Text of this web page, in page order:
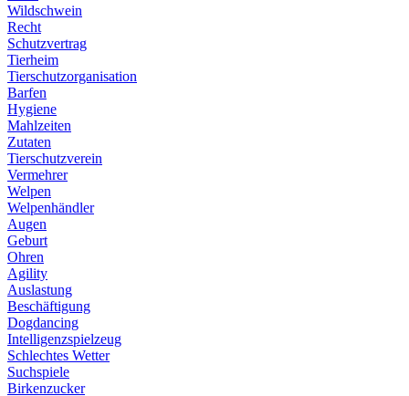
Wildschwein
Recht
Schutzvertrag
Tierheim
Tierschutzorganisation
Barfen
Hygiene
Mahlzeiten
Zutaten
Tierschutzverein
Vermehrer
Welpen
Welpenhändler
Augen
Geburt
Ohren
Agility
Auslastung
Beschäftigung
Dogdancing
Intelligenzspielzeug
Schlechtes Wetter
Suchspiele
Birkenzucker